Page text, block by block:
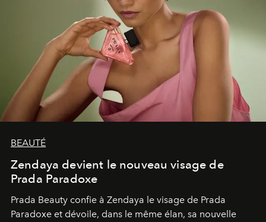
BEAUTÉ
Zendaya devient le nouveau visage de
Prada Paradoxe
Prada Beauty confie à Zendaya le visage de Prada
Paradoxe et dévoile, dans le même élan, sa nouvelle